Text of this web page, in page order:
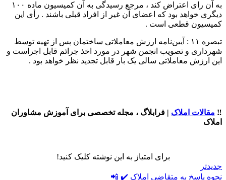
به آن رای اعتراض کند ، مرجع رسیدگی به آن کمیسیون ماده ۱۰۰
دیگری خواهد بود که اعضای آن غیر از افراد قبلی باشند . رأی این
کمیسیون قطعی است .
تبصره ۱۱ : آیین‌نامه ارزش معاملاتی ساختمان پس از تهیه توسط
شهرداری و تصویب انجمن شهر در مورد اخذ جرائم قابل اجراست و
این ارزش معاملاتی سالی یک بار قابل‌ تجدید نظر خواهد بود .
‼️ مقالات املاک | فرابلاگ ، مجله تخصصی برای آموزش مشاوران
املاک
برای امتیاز به این نوشته کلیک کنید!
جدیدتر
نحوه پاسخ به متقاضی املاک ✔️ 📲